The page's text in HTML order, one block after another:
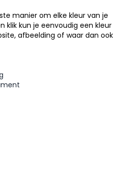
manier om elke kleur van je
klik kun je eenvoudig een kleur
afbeelding of waar dan ook